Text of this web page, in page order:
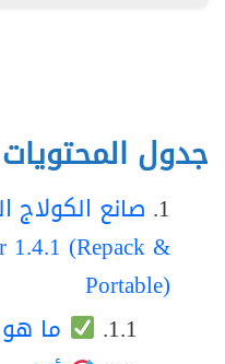
جدول المحتويات
صانع الكولاج
1.4.1 (Repack &
Portable)
ما هو FotoJet Collage Maker؟